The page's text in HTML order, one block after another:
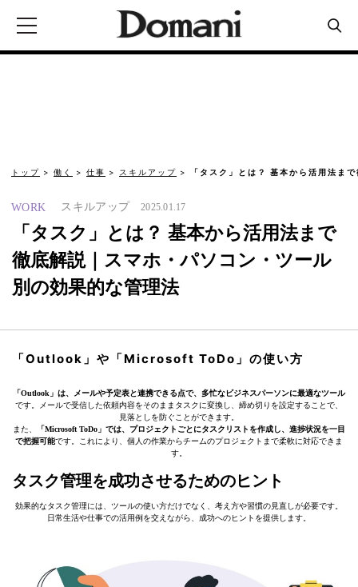
トップ 働く 仕事 スキルアップ 「タスク」とは？ 基本から活用法ま
WORK スキルアップ 2025.01.17
「タスク」とは？ 基本から活用法まで
徹底解説｜スマホ・パソコン・ツール
別の効果的な管理法
「Outlook」や「Microsoft ToDo」の使い方
「Outlook」は、メールや予定表と連携できる点で、多忙なビジネスパーソンに最適なツール
です。メールで受信した依頼内容をそのままタスクに変換し、締め切りを設定することで、
見落としを防ぐことができます。
また、
「Microsoft ToDo」では、プロジェクトごとにタスクリストを作成し、進捗状況を一目
で把握可能です。これにより、個人の作業からチームのプロジェクトまで柔軟に対応できま
す。
タスク管理を成功させるためのヒント
効果的なタスク管理には、ツールの使い方だけでなく、考え方や習慣の見直しが必要です。
日常生活や仕事での活用例を交えながら、成功へのヒントを提供します。